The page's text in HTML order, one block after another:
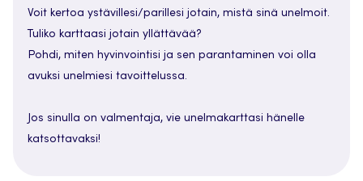
Voit kertoa ystävillesi/parillesi jotain, mistä sinä unelmoit.
Tuliko karttaasi jotain yllättävää?
Pohdi, miten hyvinvointisi ja sen parantaminen voi olla
avuksi unelmiesi tavoittelussa.
Jos sinulla on valmentaja, vie unelmakarttasi hänelle
katsottavaksi!